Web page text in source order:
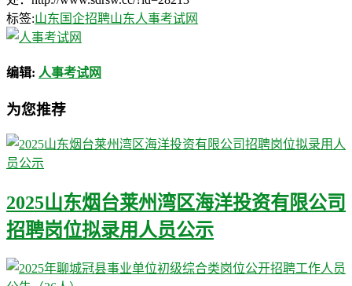
标签:山东国企招聘山东人事考试网
编辑: 人事考试网
为您推荐
2025山东烟台莱州湾区海洋投资有限公司
招聘岗位拟录用人员公示